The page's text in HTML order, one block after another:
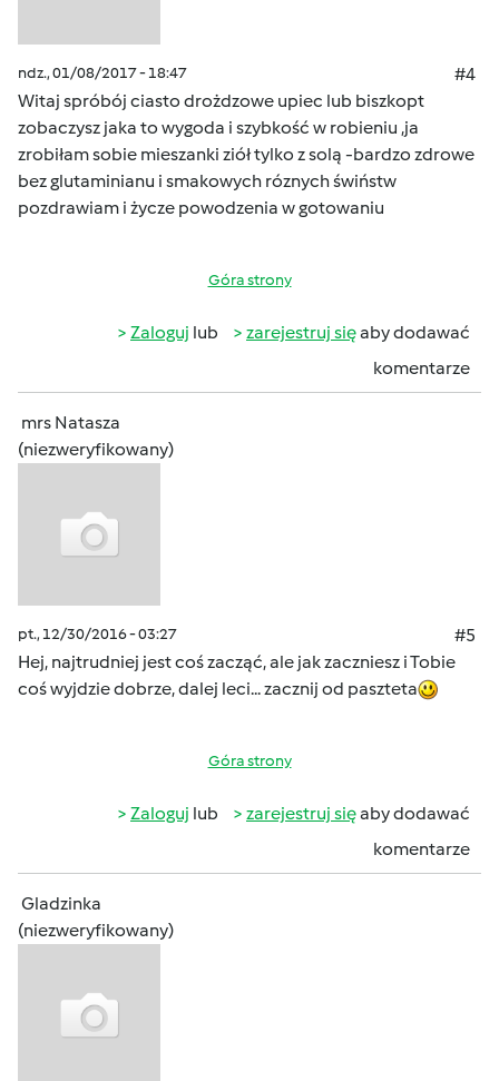
ndz., 01/08/2017 - 18:47
#4
Witaj spróbój ciasto drożdzowe upiec lub biszkopt
zobaczysz jaka to wygoda i szybkość w robieniu ,ja
zrobiłam sobie mieszanki ziół tylko z solą -bardzo zdrowe
bez glutaminianu i smakowych róznych świństw
pozdrawiam i życze powodzenia w gotowaniu
Góra strony
Zaloguj lub zarejestruj sięaby dodawać
komentarze
mrs Natasza
(niezweryfikowany)
pt., 12/30/2016 - 03:27
#5
Hej, najtrudniej jest coś zacząć, ale jak zaczniesz i Tobie
coś wyjdzie dobrze, dalej leci... zacznij od paszteta
Góra strony
Zaloguj lub zarejestruj sięaby dodawać
komentarze
Gladzinka
(niezweryfikowany)